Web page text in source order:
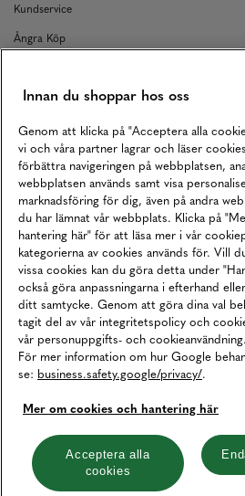
Kundservice
Ångra Köp
Returer
Köpvillkor
Karriär
Vårt Ansvar
Våra Tjänster
Press
Studentrabatt
B2B
Tillgänglighetsredogörelse
Betalningar online sköts i
Cookies Integritetspolicy
Hantera cookies
Innan du shoppar hos oss
Genom att klicka på "Acceptera alla
vi och våra partner lagrar och läser
förbättra navigeringen på webbplatsen,
webbplatsen används samt visa
marknadsföring för dig, även på andra
du har lämnat vår webbplats. Klicka på
hantering här" för att läsa mer i vår
kategorierna av cookies används för. Vill
vissa cookies kan du göra detta under
också göra anpassningarna i efterhand
ditt samtycke. Genom att göra dina val
tagit del av vår integritetspolicy och
vår personuppgifts- och cookieanvändning.
För mer information om hur Google
se: business.safety.google/privacy/.
Mer om cookies och hantering här
Acceptera alla
cookies